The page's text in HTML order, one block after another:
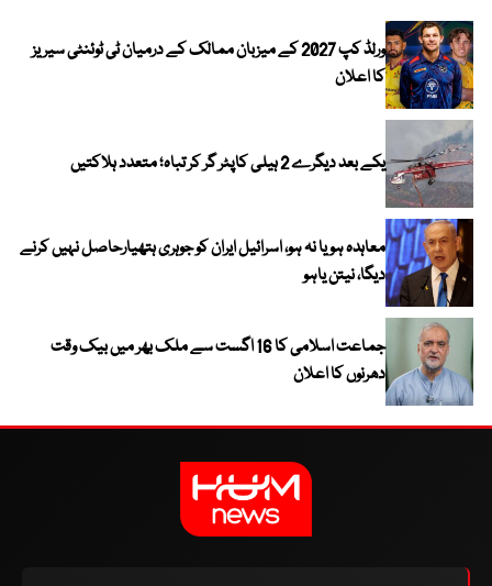
ورلڈ کپ 2027 کے میزبان ممالک کے درمیان ٹی ٹوئنٹی سیریز
کا اعلان
یکے بعد دیگرے 2 ہیلی کاپٹر گر کر تباہ؛ متعدد ہلاکتیں
معاہدہ ہو یا نہ ہو، اسرائیل ایران کو جوہری ہتھیارحاصل نہیں کرنے
دیگا، نیتن یاہو
جماعت اسلامی کا 16 اگست سے ملک بھر میں بیک وقت
دھرنوں کا اعلان